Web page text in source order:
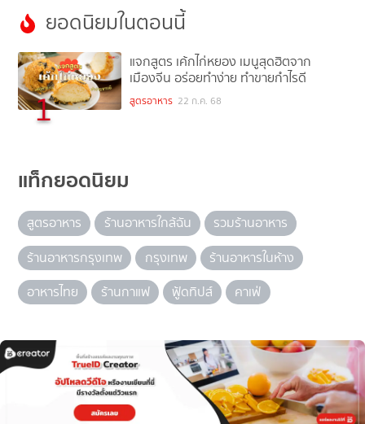
ยอดนิยมในตอนนี้
1
แจกสูตร เค้กไก่หยอง เมนูสุดฮิตจาก
เมืองจีน อร่อยทำง่าย ทำขายกำไรดี
สูตรอาหาร 22 ก.ค. 68
แท็กยอดนิยม
สูตรอาหาร ร้านอาหารใกล้ฉัน
รวมร้านอาหาร
ร้านอาหารกรุงเทพ
กรุงเทพ
ร้านอาหารในห้าง
อาหารไทย
ร้านกาแฟ ฟู้ดทิปส์ คาเฟ่